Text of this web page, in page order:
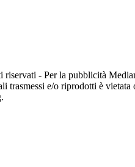
- Per la pubblicità
trasmessi e/o riprodotti è